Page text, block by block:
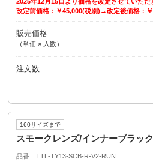
改定前価格：￥45,000(税別)→改定後価格：
販売価格
（単価 × 入数）
注文数
160サイズまで
スモークレンズ/インナーブラッ
品番
LTL-TY13-SCB-R-V2-RUN